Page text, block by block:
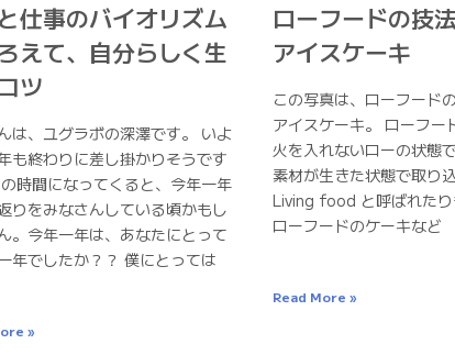
仕事のバイオリズム
えて、自分らしく生
ツ
は、ユグラボの深澤です。 いよ
も終わりに差し掛かりそうです
時間になってくると、今年一年
りをみなさんしている頃かもし
。今年一年は、あなたにとって
年でしたか？？ 僕にとっては
»
ローフードの技
アイスケーキ
この写真は、ローフード
アイスケーキ。 ローフー
火を入れないローの状態
素材が生きた状態で取り
Living food と呼ばれたり
ローフードのケーキなど
Read More »